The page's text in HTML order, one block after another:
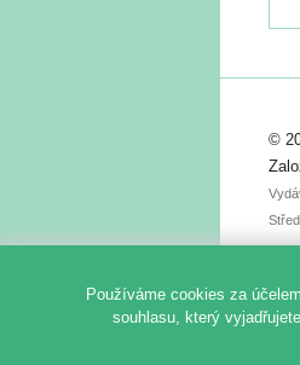
©
Používáme cookies za
souhlasu, který